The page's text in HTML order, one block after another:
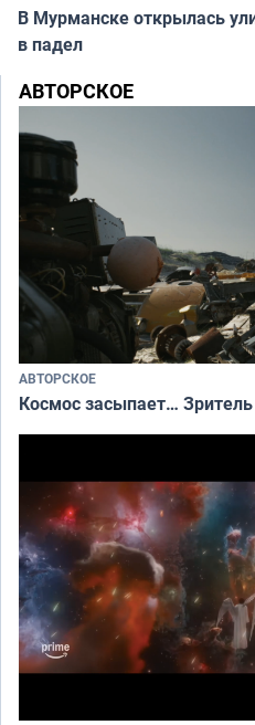
В Мурманске открылась
в падел
АВТОРСКОЕ
АВТОРСКОЕ
Космос засыпает…